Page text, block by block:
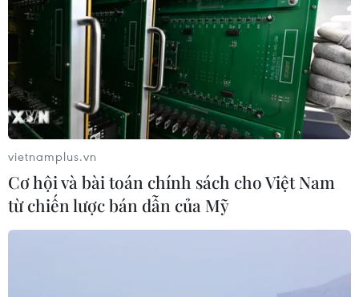
5 quy tắc cần biết khi chăm sóc da bằng
liệu pháp massage Guasha
17/03/2023 23:00
Không ít trường hợp sau khi chăm sóc da bằng liệu
pháp massage Guasha đã gặp phải tác dụng phụ như
vietnamplus.vn
Cơ hội và bài toán chính sách cho Việt Nam
từ chiến lược bán dẫn của Mỹ